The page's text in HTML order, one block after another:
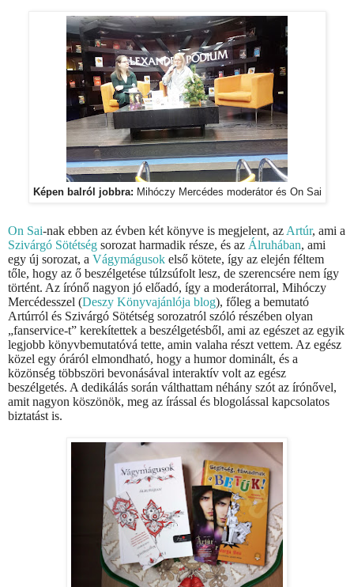
Képen balról jobbra: Mihóczy Mercédes moderátor és On Sai
On Sai-nak ebben az évben két könyve is megjelent, az Artúr, ami a
Szivárgó Sötétség sorozat harmadik része, és az Álruhában, ami
egy új sorozat, a Vágymágusok első kötete, így az elején féltem
tőle, hogy az ő beszélgetése túlzsúfolt lesz, de szerencsére nem így
történt. Az írónő nagyon jó előadó, így a moderátorral, Mihóczy
Mercédesszel (Deszy Könyvajánlója blog), főleg a bemutató
Artúrról és Szivárgó Sötétség sorozatról szóló részében olyan
„fanservice-t” kerekítettek a beszélgetésből, ami az egészet az egyik
legjobb könyvbemutatóvá tette, amin valaha részt vettem. Az egész
közel egy óráról elmondható, hogy a humor dominált, és a
közönség többszöri bevonásával interaktív volt az egész
beszélgetés. A dedikálás során válthattam néhány szót az írónővel,
amit nagyon köszönök, meg az írással és blogolással kapcsolatos
biztatást is.